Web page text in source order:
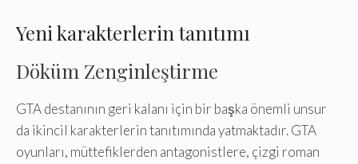
Yeni karakterlerin tanıtımı
Döküm Zenginleştirme
GTA destanının geri kalanı için bir başka önemli unsur
da ikincil karakterlerin tanıtımında yatmaktadır. GTA
oyunları, müttefiklerden antagonistlere, çizgi roman